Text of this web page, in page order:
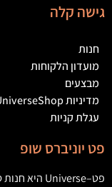
גישה קלה
חנות
מועדון הלקוחות
מבצעים
מדיניות PetUniverseShop
עגלת קניות
פט יוניברס שופ
פט–
Universe היא